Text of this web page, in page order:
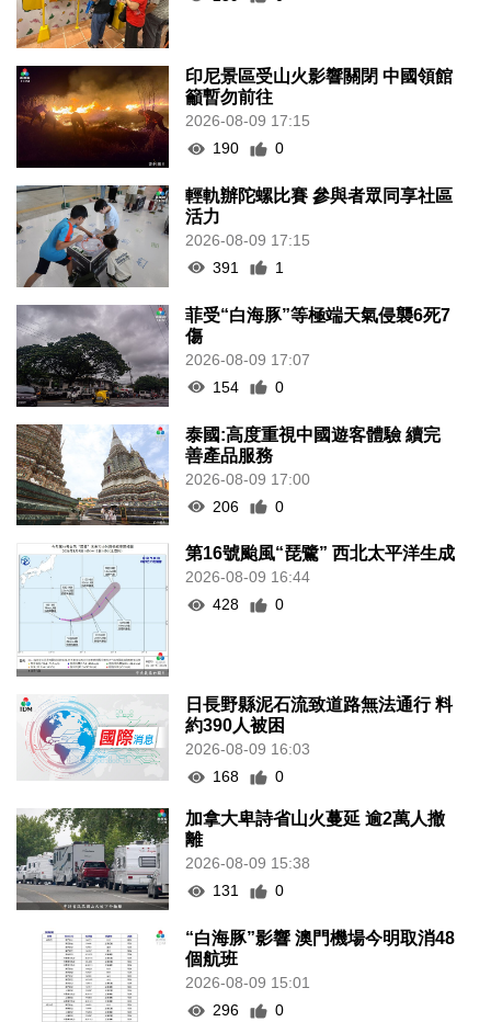
印尼景區受山火影響關閉 中國領館
籲暫勿前往
2026-08-09 17:15
190
0
輕軌辦陀螺比賽 參與者眾同享社區
活力
2026-08-09 17:15
391
1
菲受“白海豚”等極端天氣侵襲6死7
傷
2026-08-09 17:07
154
0
泰國:高度重視中國遊客體驗 續完
善產品服務
2026-08-09 17:00
206
0
第16號颱風“琵鷺” 西北太平洋生成
2026-08-09 16:44
428
0
日長野縣泥石流致道路無法通行 料
約390人被困
2026-08-09 16:03
168
0
加拿大卑詩省山火蔓延 逾2萬人撤
離
2026-08-09 15:38
131
0
“白海豚”影響 澳門機場今明取消48
個航班
2026-08-09 15:01
296
0